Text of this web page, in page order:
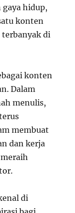
hidup,
konten
di
konten
Dalam
menulis,
membuat
dan kerja
di